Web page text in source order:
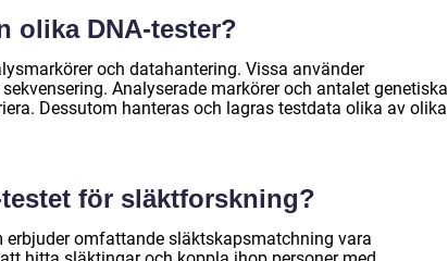
olika DNA-tester?
och datahantering. Vissa använder
Analyserade markörer och antalet genetiska
Dessutom hanteras och lagras testdata olika av olika
för släktforskning?
erbjuder omfattande släktskapsmatchning vara